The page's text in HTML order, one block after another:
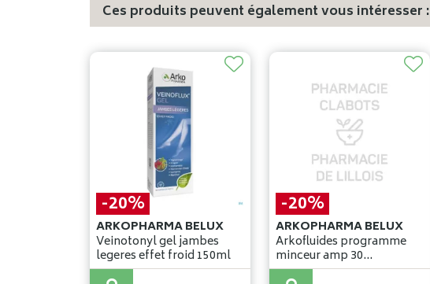
Ces produits peuvent également vous intéresser :
-20%
ARKOPHARMA BELUX
Veinotonyl gel jambes
legeres effet froid 150ml
-20%
ARKOPHARMA BELUX
Arkofluides programme
minceur amp 30
promopack